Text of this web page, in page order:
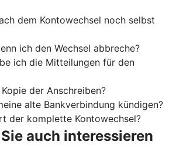
dem Kontowechsel noch selbst
ich den Wechsel abbreche?
ich die Mitteilungen für den
der Anschreiben?
alte Bankverbindung kündigen?
der komplette Kontowechsel?
auch interessieren